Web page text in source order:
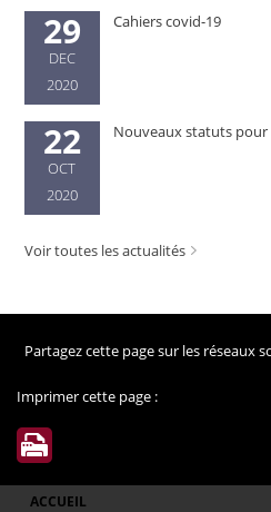
29
DEC
2020
Cahiers covid-19
22
OCT
2020
Nouveaux statuts
Voir toutes les actualités
Partagez cette page sur les réseaux
Imprimer cette page :
ACCUEIL